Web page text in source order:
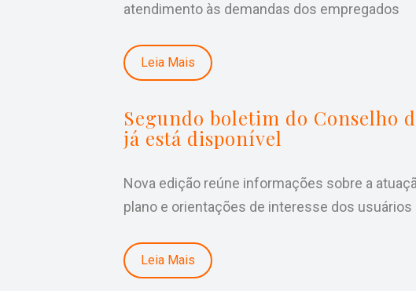
atendimento às demandas dos empregados
Leia Mais
Segundo boletim do Conselho
já está disponível
Nova edição reúne informações sobre a
plano e orientações de interesse dos usuários
Leia Mais